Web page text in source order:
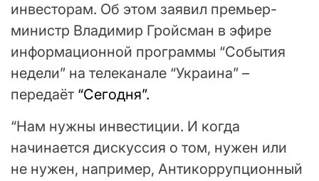
инвесторам. Об этом заявил премьер-
министр Владимир Гройсман в эфире
информационной программы “События
недели” на телеканале “Украина” –
передаёт “Сегодня”.
“Нам нужны инвестиции. И когда
начинается дискуссия о том, нужен или
не нужен, например, Антикоррупционный